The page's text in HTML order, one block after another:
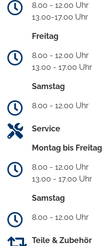
8.00 - 12.00 Uhr
13.00-17.00 Uhr
Freitag
8.00 - 12.00 Uhr
13.00 - 17.00 Uhr
Samstag
8.00 - 12.00 Uhr
Service
Montag bis Freitag
8.00 - 12.00 Uhr
13.00 - 17.00 Uhr
Samstag
8.00 - 12.00 Uhr
Teile & Zubehör